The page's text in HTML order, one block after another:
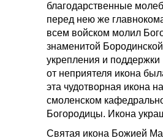
благодарственные
перед нею же
всем войском молил
знаменитой
укрепления и
от неприятеля икона
эта чудотворная икона
смоленском
Богородицы. Икона
Святая икона Божией